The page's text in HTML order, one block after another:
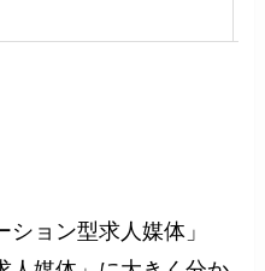
ョン型求人媒体」